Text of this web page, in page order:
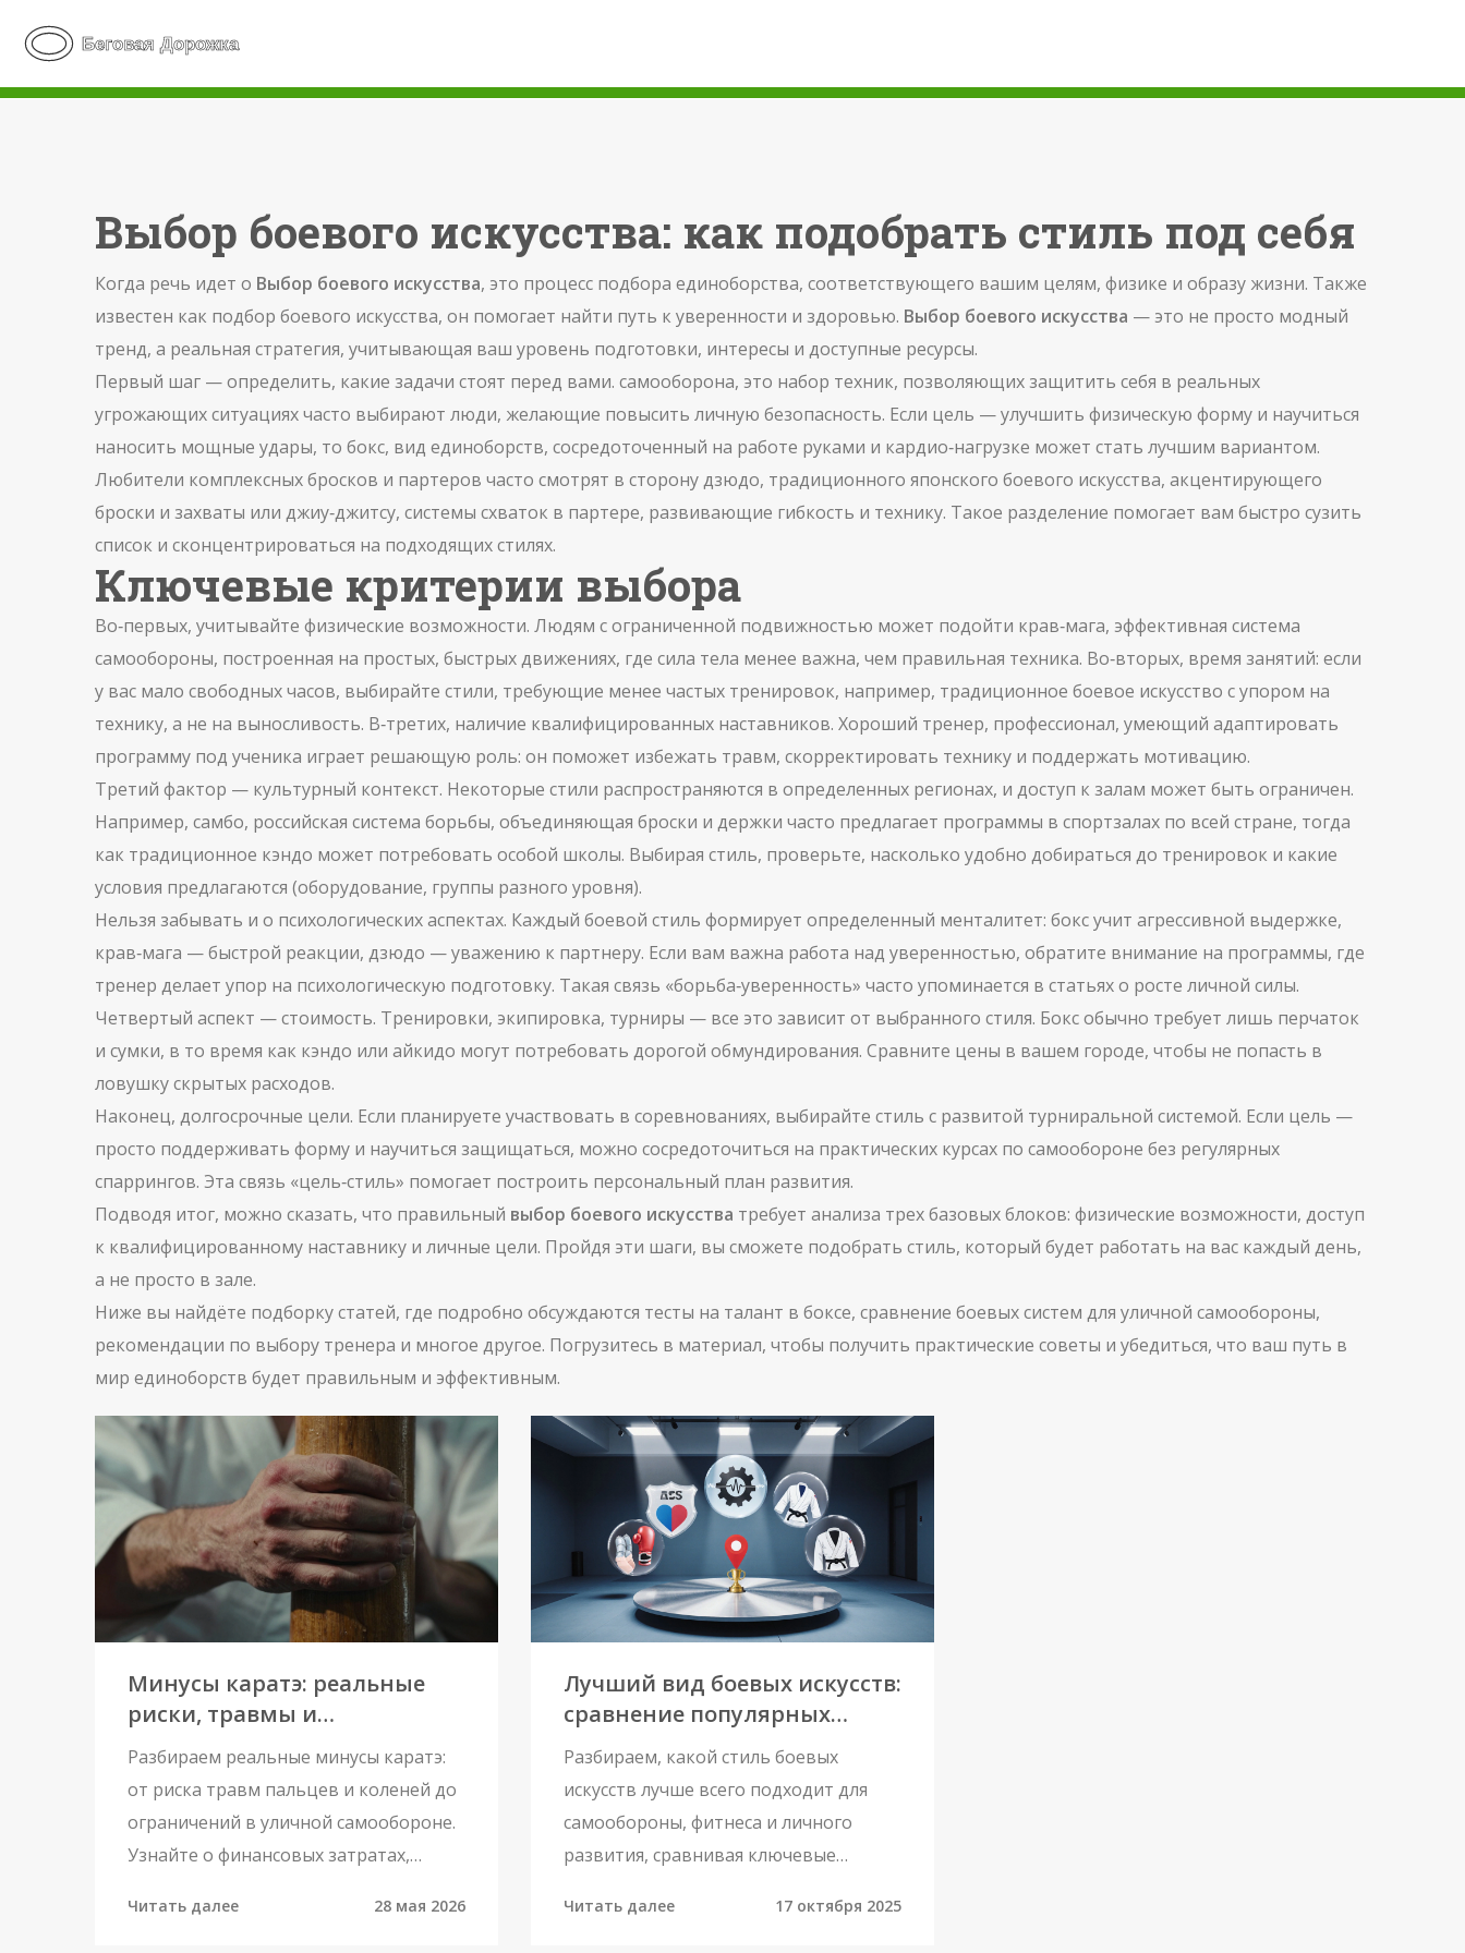
Выбор боевого искусства: как подобрать стиль под себя
Когда речь идет о Выбор боевого искусства, это процесс подбора единоборства, соответствующего вашим целям, физике и образу жизни. Также
известен как подбор боевого искусства, он помогает найти путь к уверенности и здоровью. Выбор боевого искусства — это не просто модный
тренд, а реальная стратегия, учитывающая ваш уровень подготовки, интересы и доступные ресурсы.
Первый шаг — определить, какие задачи стоят перед вами. самооборона, это набор техник, позволяющих защитить себя в реальных
угрожающих ситуацияхчасто выбирают люди, желающие повысить личную безопасность. Если цель — улучшить физическую форму и научиться
наносить мощные удары, то бокс, вид единоборств, сосредоточенный на работе руками и кардио‑нагрузке может стать лучшим вариантом.
Любители комплексных бросков и партеров часто смотрят в сторонудзюдо, традиционного японского боевого искусства, акцентирующего
броски и захваты или джиу‑джитсу, системы схваток в партере, развивающие гибкость и технику. Такое разделение помогает вам быстро сузить
список и сконцентрироваться на подходящих стилях.
Ключевые критерии выбора
Во‑первых, учитывайте физические возможности. Людям с ограниченной подвижностью может подойти крав‑мага, эффективная система
самообороны, построенная на простых, быстрых движениях, где сила тела менее важна, чем правильная техника. Во‑вторых, время занятий: если
у вас мало свободных часов, выбирайте стили, требующие менее частых тренировок, например, традиционное боевое искусство с упором на
технику, а не на выносливость. В‑третих, наличие квалифицированных наставников. Хороший тренер, профессионал, умеющий адаптировать
программу под ученика играет решающую роль: он поможет избежать травм, скорректировать технику и поддержать мотивацию.
Третий фактор — культурный контекст. Некоторые стили распространяются в определенных регионах, и доступ к залам может быть ограничен.
Например, самбо, российская система борьбы, объединяющая броски и держки часто предлагает программы в спортзалах по всей стране, тогда
как традиционное кэндо может потребовать особой школы. Выбирая стиль, проверьте, насколько удобно добираться до тренировок и какие
условия предлагаются (оборудование, группы разного уровня).
Нельзя забывать и о психологических аспектах. Каждый боевой стиль формирует определенный менталитет: бокс учит агрессивной выдержке,
крав‑мага — быстрой реакции, дзюдо — уважению к партнеру. Если вам важна работа над уверенностью, обратите внимание на программы, где
тренер делает упор на психологическую подготовку. Такая связь «борьба‑уверенность» часто упоминается в статьях о росте личной силы.
Четвертый аспект — стоимость. Тренировки, экипировка, турниры — все это зависит от выбранного стиля. Бокс обычно требует лишь перчаток
и сумки, в то время как кэндо или айкидо могут потребовать дорогой обмундирования. Сравните цены в вашем городе, чтобы не попасть в
ловушку скрытых расходов.
Наконец, долгосрочные цели. Если планируете участвовать в соревнованиях, выбирайте стиль с развитой турниральной системой. Если цель —
просто поддерживать форму и научиться защищаться, можно сосредоточиться на практических курсах по самообороне без регулярных
спаррингов. Эта связь «цель‑стиль» помогает построить персональный план развития.
Подводя итог, можно сказать, что правильный выбор боевого искусства требует анализа трех базовых блоков: физические возможности, доступ
к квалифицированному наставнику и личные цели. Пройдя эти шаги, вы сможете подобрать стиль, который будет работать на вас каждый день,
а не просто в зале.
Ниже вы найдёте подборку статей, где подробно обсуждаются тесты на талант в боксе, сравнение боевых систем для уличной самообороны,
рекомендации по выбору тренера и многое другое. Погрузитесь в материал, чтобы получить практические советы и убедиться, что ваш путь в
мир единоборств будет правильным и эффективным.
Минусы каратэ: реальные
риски, травмы и
ограничения для взрослых
Разбираем реальные минусы каратэ:
от риска травм пальцев и коленей до
ограничений в уличной самообороне.
Узнайте о финансовых затратах,
риска, чтобы сделать правильный
Читать далее 28 мая 2026
Лучший вид боевых искусств:
сравнение популярных
стилей
Разбираем, какой стиль боевых
искусств лучше всего подходит для
самообороны, фитнеса и личного
развития, сравнивая ключевые
Читать далее 17 октября 2025